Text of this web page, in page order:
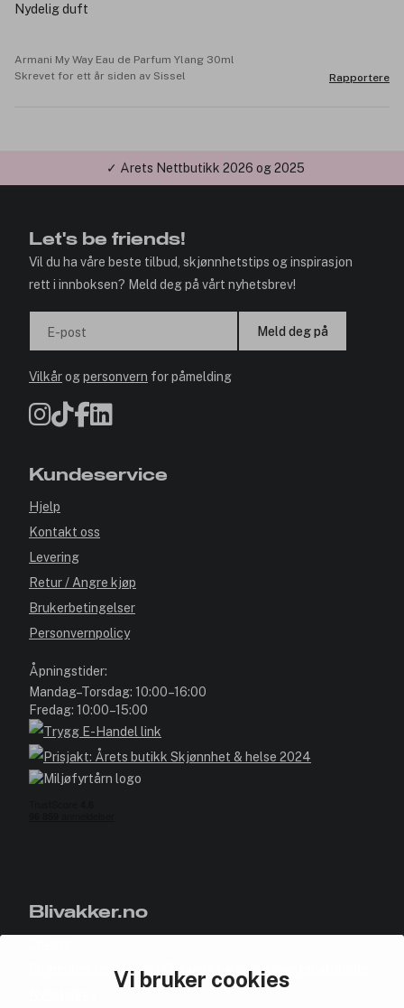
Vi bruker cookies
Nydelig duft
Armani My Way Eau de Parfum Ylang 30ml
Skrevet for ett år siden av Sissel
Rapportere
✓ Årets Nettbutikk 2026 og 2025
Let's be friends!
Vil du ha våre beste tilbud, skjønnhetstips og inspirasjon
rett i innboksen? Meld deg på vårt nyhetsbrev!
E-post Meld deg på
Vilkårogpersonvern for påmelding
Kundeservice
Hjelp
Kontakt oss
Levering
Retur / Angre kjøp
Brukerbetingelser
Personvernpolicy
Åpningstider:
Mandag–Torsdag: 10:00–16:00
Fredag: 10:00–15:00
Blivakker.no
Bli medlem helt gratis - få poeng og eksklusive rabattkoder.